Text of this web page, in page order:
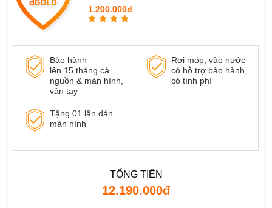
1.200.000đ
Bảo hành
lên 15 tháng cả
nguồn & màn hình,
vân tay
Rơi móp, vào nước
có hỗ trợ bảo hành
có tính phí
Tặng 01 lần dán
màn hình
TỔNG TIỀN
12.190.000đ